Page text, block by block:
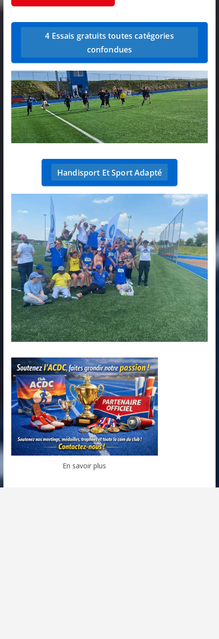
4 Essais gratuits toutes catégories
confondues
Handisport Et Sport Adapté
En savoir plus